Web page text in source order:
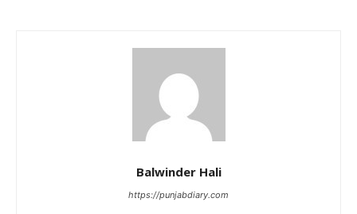
Balwinder Hali
https://punjabdiary.com